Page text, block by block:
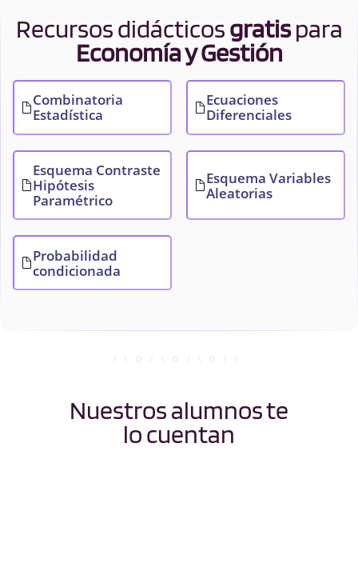
Recursos didácticosgratispara
Economía y Gestión
Combinatoria
Estadística
Ecuaciones
Diferenciales
Esquema Contraste
Hipótesis
Paramétrico
Esquema Variables
Aleatorias
Probabilidad
condicionada
Nuestros alumnos te
lo cuentan